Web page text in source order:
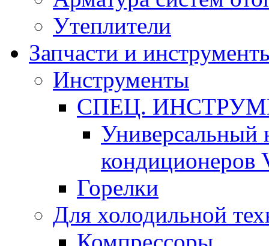
Утеплители
Запчасти и
Инструменты
СПЕЦ.
Универсальный
кондиционеров
Горелки
Для холодильной